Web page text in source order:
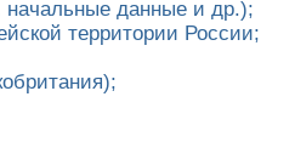
начальные данные и др.);
территории России;